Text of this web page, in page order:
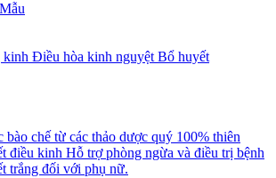
kinh Điều hòa kinh nguyệt Bổ huyết
chế từ các thảo dược quý 100% thiên
điều kinh Hỗ trợ phòng ngừa và điều trị bệnh
trắng đối với phụ nữ.